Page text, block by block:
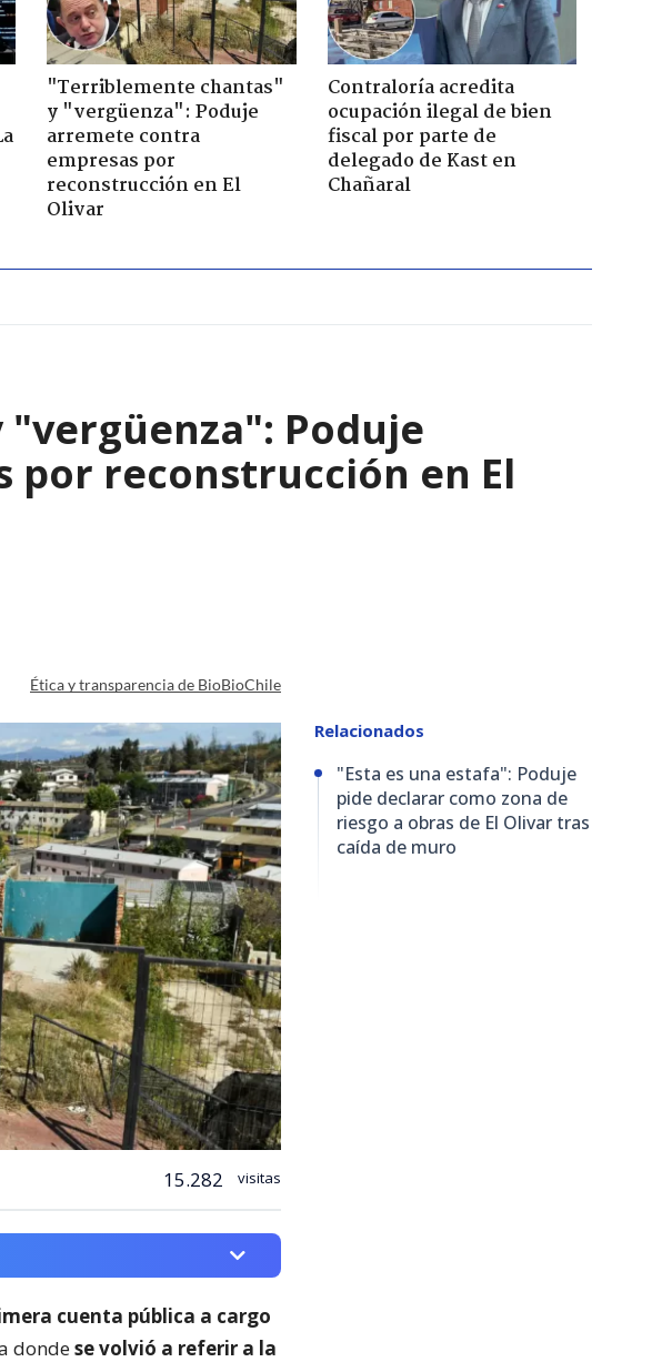
"Terriblemente chantas"
y "vergüenza": Poduje
arremete contra
empresas por
reconstrucción en El
Olivar
Contraloría acredita
ocupación ilegal de bien
fiscal por parte de
delegado de Kast en
Chañaral
Poduje
reconstrucción en El
Ética y transparencia de BioBioChile
15.282 visitas
cuenta pública a cargo
dondese volvió a referir a la
Relacionados
"Esta es una estafa": Poduje
pide declarar como zona de
riesgo a obras de El Olivar tras
caída de muro